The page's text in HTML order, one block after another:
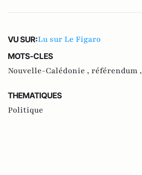
VU SUR:Lu sur Le Figaro
MOTS-CLES
Nouvelle-Calédonie , référendum ,
THEMATIQUES
Politique